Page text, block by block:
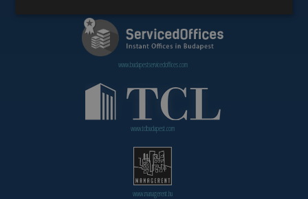
www.budapestservicedoffices.com
www.tclbudapest.com
www.managerent.hu